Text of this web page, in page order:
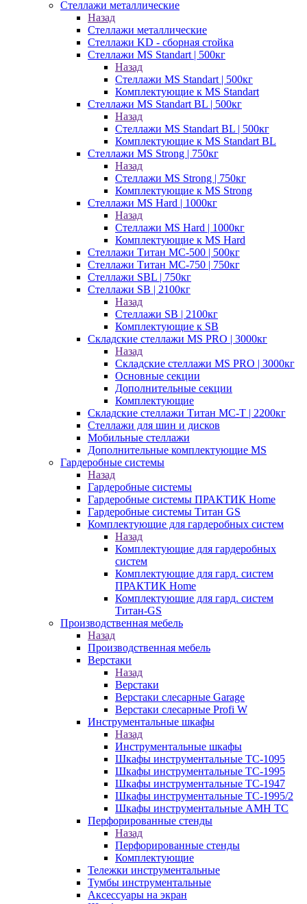
Стеллажи металлические
Назад
Стеллажи металлические
Стеллажи KD - сборная стойка
Стеллажи MS Standart | 500кг
Назад
Стеллажи MS Standart | 500кг
Комплектующие к MS Standart
Стеллажи MS Standart BL | 500кг
Назад
Стеллажи MS Standart BL | 500кг
Комплектующие к MS Standart BL
Стеллажи MS Strong | 750кг
Назад
Стеллажи MS Strong | 750кг
Комплектующие к MS Strong
Стеллажи MS Hard | 1000кг
Назад
Стеллажи MS Hard | 1000кг
Комплектующие к MS Hard
Стеллажи Титан МС-500 | 500кг
Стеллажи Титан МС-750 | 750кг
Стеллажи SBL | 750кг
Стеллажи SB | 2100кг
Назад
Стеллажи SB | 2100кг
Комплектующие к SB
Складские стеллажи MS PRO | 3000кг
Назад
Складские стеллажи MS PRO | 3000кг
Основные секции
Дополнительные секции
Комплектующие
Складские стеллажи Титан МС-Т | 2200кг
Стеллажи для шин и дисков
Мобильные стеллажи
Дополнительные комплектующие MS
Гардеробные системы
Назад
Гардеробные системы
Гардеробные системы ПРАКТИК Home
Гардеробные системы Титан GS
Комплектующие для гардеробных систем
Назад
Комплектующие для гардеробных
систем
Комплектующие для гард. систем
ПРАКТИК Home
Комплектующие для гард. систем
Титан-GS
Производственная мебель
Назад
Производственная мебель
Верстаки
Назад
Верстаки
Верстаки слесарные Garage
Верстаки слесарные Profi W
Инструментальные шкафы
Назад
Инструментальные шкафы
Шкафы инструментальные TC-1095
Шкафы инструментальные TC-1995
Шкафы инструментальные TC-1947
Шкафы инструментальные TC-1995/2
Шкафы инструментальные AMH TC
Перфорированные стенды
Назад
Перфорированные стенды
Комплектующие
Тележки инструментальные
Тумбы инструментальные
Аксессуары на экран